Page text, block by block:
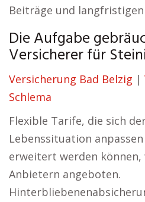
Beiträge und langfristigen
Die Aufgabe
Versicherer für
Versicherung Bad Belzig |
Schlema
Flexible Tarife, die sich
Lebenssituation
erweitert werden können,
Anbietern angeboten.